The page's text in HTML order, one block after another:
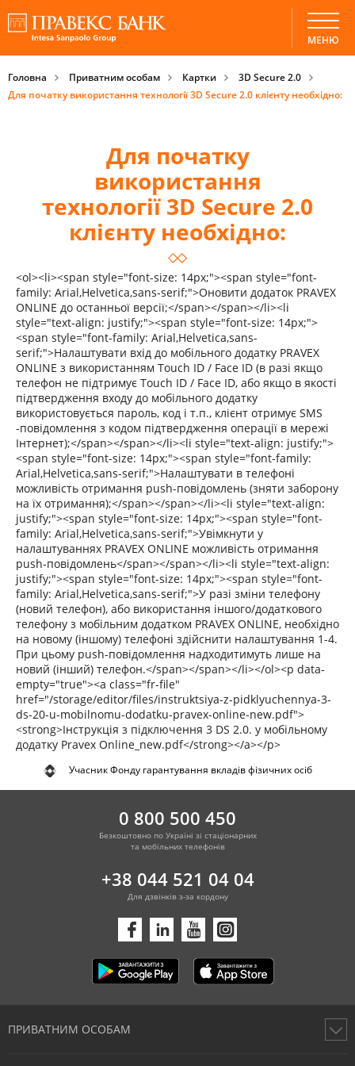
МЕНЮ
Головна Приватним особам Картки
3D Secure 2.0
Для початку використання технології 3D Secure 2.0 клієнту необхідно:
Для початку
використання
технології 3D Secure 2.0
клієнту необхідно:
<ol><li><span style="font-size: 14px;"><span style="font-
family: Arial,Helvetica,sans-serif;">Оновити додаток PRAVEX
ONLINE до останньої версії;</span></span></li><li
style="text-align: justify;"><span style="font-size: 14px;">
<span style="font-family: Arial,Helvetica,sans-
serif;">Налаштувати вхід до мобільного додатку PRAVEX
ONLINE з використанням Touch ID / Face ID (в разі якщо
телефон не підтримує Touch ID / Face ID, або якщо в якості
підтвердження входу до мобільного додатку
використовується пароль, код і т.п., клієнт отримує SMS
-повідомлення з кодом підтвердження операції в мережі
Інтернет);</span></span></li><li style="text-align: justify;">
<span style="font-size: 14px;"><span style="font-family:
Arial,Helvetica,sans-serif;">Налаштувати в телефоні
можливість отримання push-повідомлень (зняти заборону
на їх отримання);</span></span></li><li style="text-align:
justify;"><span style="font-size: 14px;"><span style="font-
family: Arial,Helvetica,sans-serif;">Увімкнути у
налаштуваннях PRAVEX ONLINE можливість отримання
push-повідомлень</span></span></li><li style="text-align:
justify;"><span style="font-size: 14px;"><span style="font-
family: Arial,Helvetica,sans-serif;">У разі зміни телефону
(новий телефон), або використання іншого/додаткового
телефону з мобільним додатком PRAVEX ONLINE, необхідно
на новому (іншому) телефоні здійснити налаштування 1-4.
При цьому push-повідомлення надходитимуть лише на
новий (інший) телефон.</span></span></li></ol><p data-
empty="true"><a class="fr-file"
href="/storage/editor/files/instruktsiya-z-pidklyuchennya-3-
ds-20-u-mobilnomu-dodatku-pravex-online-new.pdf">
<strong>Інструкція з підключення 3 DS 2.0. у мобільному
додатку Pravex Online_new.pdf</strong></a></p>
Учасник Фонду гарантування вкладів фізичних осіб
0 800 500 450
Безкоштовно по Україні зі стаціонарних
та мобільних телефонів
+38 044 521 04 04
Для дзвінків з-за кордону
ПРИВАТНИМ ОСОБАМ